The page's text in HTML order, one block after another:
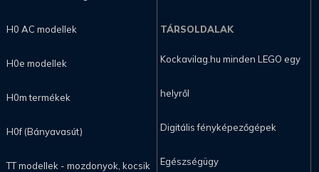
H0 AC modellek
H0e modellek
H0m termékek
H0f (Bányavasút)
TT modellek - mozdonyok, kocsik
TÁRSOLDALAK
Kockavilag.hu minden LEGO egy
helyről
Digitális fényképezőgépek
Egészségügy